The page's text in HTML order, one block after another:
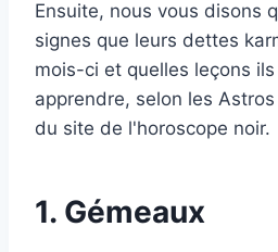
Ensuite, nous vous disons
signes que leurs dettes
mois-ci et quelles leçons
apprendre, selon les
du site de l'horoscope noir.
1. Gémeaux